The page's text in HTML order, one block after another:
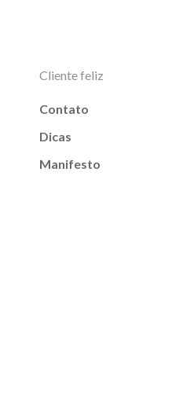
Cliente feliz
Contato
Dicas
Manifesto